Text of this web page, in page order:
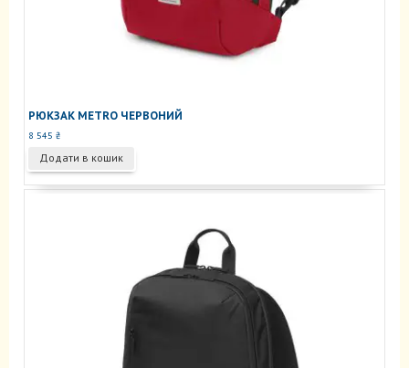
РЮКЗАК METRO ЧЕРВОНИЙ
8 545 ₴
Додати в кошик